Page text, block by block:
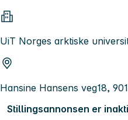
UiT Norges arktiske
Hansine Hansens veg18,
Stillingsannonsen er